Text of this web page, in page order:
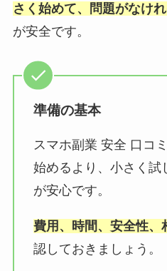
さく始めて、問題がなけ
が安全です。
準備の基本
スマホ副業 安全 口コ
始めるより、小さく試
が安心です。
費用、時間、安全性、
認しておきましょう。